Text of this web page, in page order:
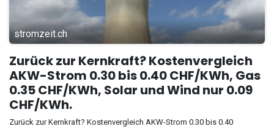
stromzeit.ch
Zurück zur Kernkraft? Kostenvergleich
AKW-Strom 0.30 bis 0.40 CHF/KWh, Gas
0.35 CHF/KWh, Solar und Wind nur 0.09
CHF/KWh.
Zurück zur Kernkraft? Kostenvergleich AKW-Strom 0.30 bis 0.40